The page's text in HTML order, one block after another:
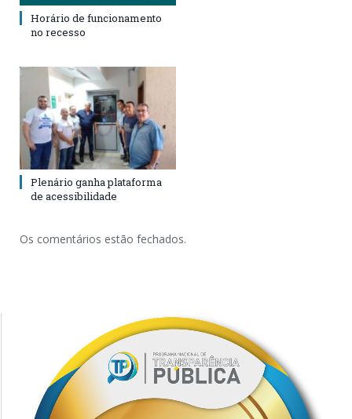
Horário de funcionamento
no recesso
Plenário ganha plataforma
de acessibilidade
Os comentários estão fechados.